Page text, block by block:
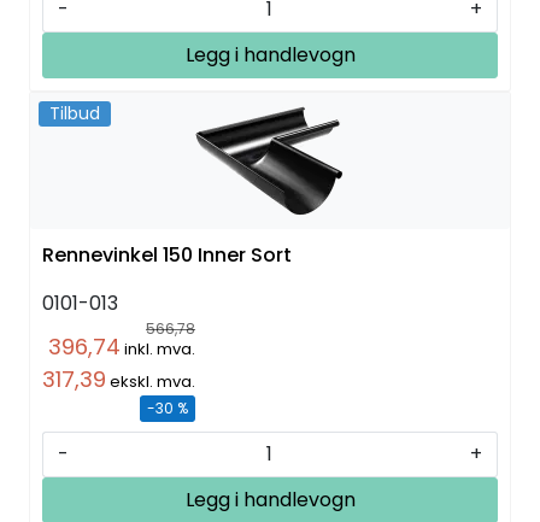
-
+
Legg i handlevogn
Tilbud
Rennevinkel 150 Inner Sort
0101-013
566,78
396,74 inkl. mva.
317,39 ekskl. mva.
-30 %
-
+
Legg i handlevogn